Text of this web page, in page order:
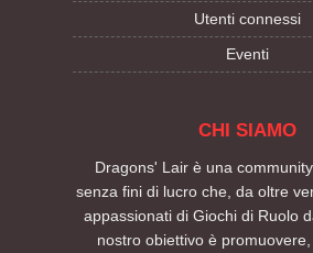
Utenti connessi
Eventi
CHI SIAMO
Dragons' Lair è una
senza fini di lucro che, da oltre
appassionati di Giochi di Ruolo
nostro obiettivo è